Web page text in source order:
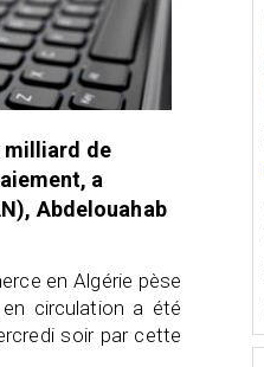
milliard de
a
Abdelouahab
en Algérie pèse
circulation a été
soir par cette